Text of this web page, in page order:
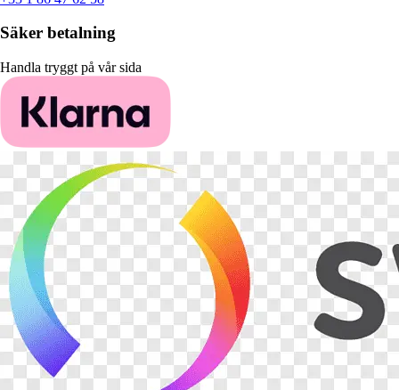
Säker betalning
Handla tryggt på vår sida